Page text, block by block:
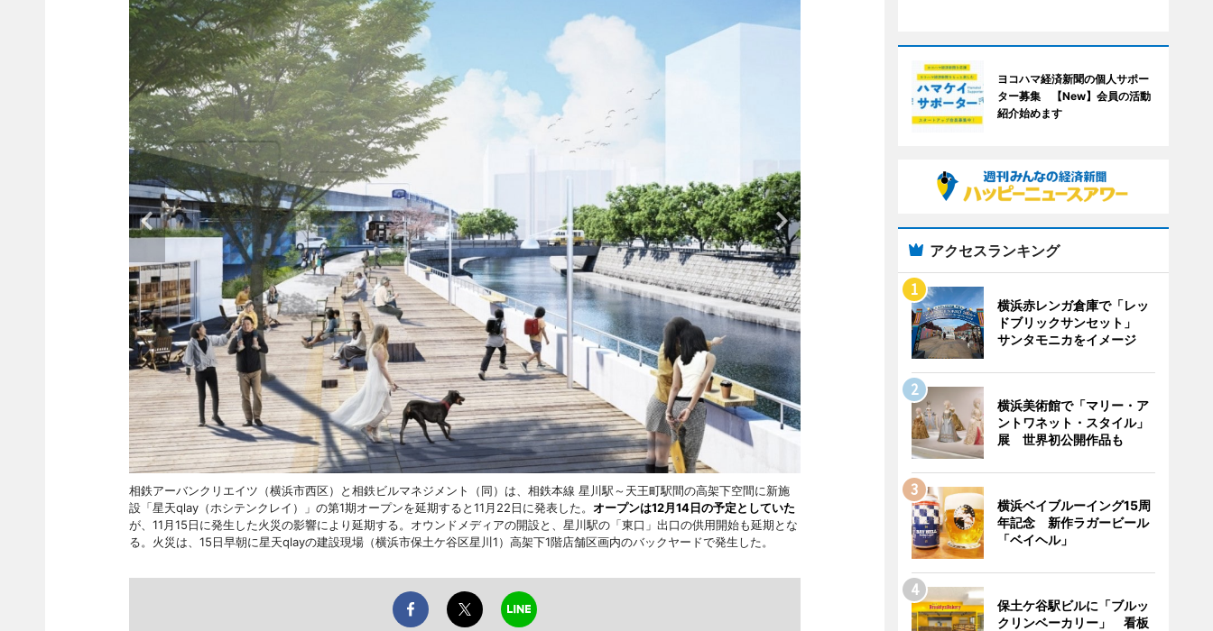
相鉄アーバンクリエイツ（横浜市西区）と相鉄ビルマネジメント（同）は、相鉄本線 星川駅～天王町駅間の高架下空間に新施
設「星天qlay（ホシテンクレイ）」の第1期オープンを延期すると11月22日に発表した。 オープンは12月14日の予定としていた
が、11月15日に発生した火災の影響により延期する。オウンドメディアの開設と、星川駅の「東口」出口の供用開始も延期とな
る。火災は、15日早朝に星天qlayの建設現場（横浜市保土ケ谷区星川1）高架下1階店舗区画内のバックヤードで発生した。
ヨコハマ経済新聞の個人サポー
ター募集 【New】会員の活動
紹介始めます
アクセスランキング
横浜赤レンガ倉庫で「レッ
ドブリックサンセット」
サンタモニカをイメージ
横浜美術館で「マリー・ア
ントワネット・スタイル」
展 世界初公開作品も
横浜ベイブルーイング15周
年記念 新作ラガービール
「ベイヘル」
保土ケ谷駅ビルに「ブルッ
クリンベーカリー」 看板